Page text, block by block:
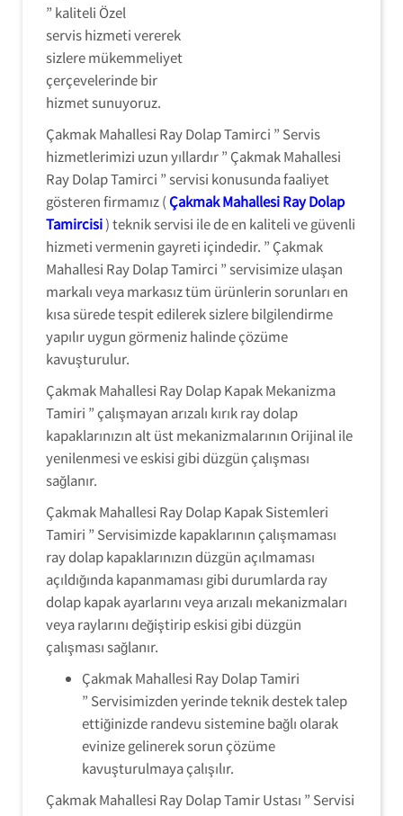
” kaliteli Özel
servis hizmeti vererek
sizlere mükemmeliyet
çerçevelerinde bir
hizmet sunuyoruz.
Çakmak Mahallesi Ray Dolap Tamirci ” Servis
hizmetlerimizi uzun yıllardır ” Çakmak Mahallesi
Ray Dolap Tamirci ” servisi konusunda faaliyet
gösteren firmamız (Çakmak Mahallesi Ray Dolap
Tamircisi) teknik servisi ile de en kaliteli ve güvenli
hizmeti vermenin gayreti içindedir. ” Çakmak
Mahallesi Ray Dolap Tamirci ” servisimize ulaşan
markalı veya markasız tüm ürünlerin sorunları en
kısa sürede tespit edilerek sizlere bilgilendirme
yapılır uygun görmeniz halinde çözüme
kavuşturulur.
Çakmak Mahallesi Ray Dolap Kapak Mekanizma
Tamiri ” çalışmayan arızalı kırık ray dolap
kapaklarınızın alt üst mekanizmalarının Orijinal ile
yenilenmesi ve eskisi gibi düzgün çalışması
sağlanır.
Çakmak Mahallesi Ray Dolap Kapak Sistemleri
Tamiri ” Servisimizde kapaklarının çalışmaması
ray dolap kapaklarınızın düzgün açılmaması
açıldığında kapanmaması gibi durumlarda ray
dolap kapak ayarlarını veya arızalı mekanizmaları
veya raylarını değiştirip eskisi gibi düzgün
çalışması sağlanır.
Çakmak Mahallesi Ray Dolap Tamiri
” Servisimizden yerinde teknik destek talep
ettiğinizde randevu sistemine bağlı olarak
evinize gelinerek sorun çözüme
kavuşturulmaya çalışılır.
Çakmak Mahallesi Ray Dolap Tamir Ustası ” Servisi